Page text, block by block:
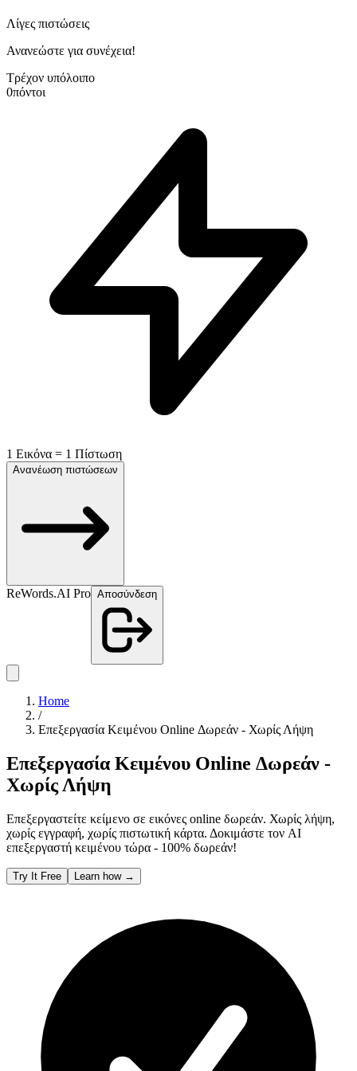
Λίγες πιστώσεις
Ανανεώστε για συνέχεια!
Τρέχον υπόλοιπο
0πόντοι
1 Εικόνα = 1 Πίστωση
Ανανέωση πιστώσεων
ReWords.AI Pro Αποσύνδεση
Home
/
Επεξεργασία Κειμένου Online Δωρεάν - Χωρίς Λήψη
Επεξεργασία Κειμένου Online Δωρεάν -
Χωρίς Λήψη
Επεξεργαστείτε κείμενο σε εικόνες online δωρεάν. Χωρίς λήψη,
χωρίς εγγραφή, χωρίς πιστωτική κάρτα. Δοκιμάστε τον AI
επεξεργαστή κειμένου τώρα - 100% δωρεάν!
Try It Free Learn how →